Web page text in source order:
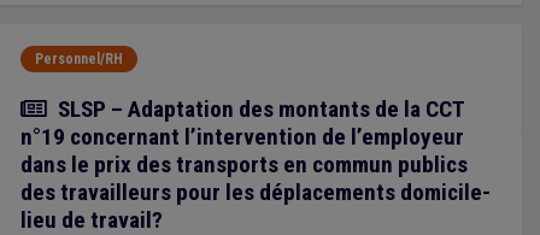
Personnel/RH
Actualité
SLSP – Adaptation des montants de la CCT
n°19 concernant l’intervention de l’employeur
dans le prix des transports en commun publics
des travailleurs pour les déplacements domicile-
lieu de travail?